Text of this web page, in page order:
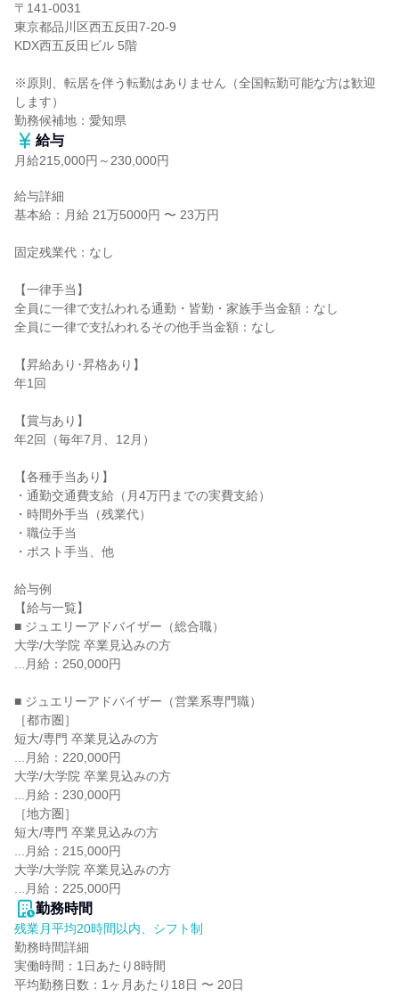
〒141-0031
東京都品川区西五反田7-20-9
KDX西五反田ビル 5階
※原則、転居を伴う転勤はありません（全国転勤可能な方は歓迎
します）
勤務候補地：愛知県
給与
月給215,000円～230,000円
給与詳細
基本給：月給 21万5000円 〜 23万円
固定残業代：なし
【一律手当】
全員に一律で支払われる通勤・皆勤・家族手当金額：なし
全員に一律で支払われるその他手当金額：なし
【昇給あり･昇格あり】
年1回
【賞与あり】
年2回（毎年7月、12月）
【各種手当あり】
・通勤交通費支給（月4万円までの実費支給）
・時間外手当（残業代）
・職位手当
・ポスト手当、他
給与例
【給与一覧】
■ ジュエリーアドバイザー（総合職）
大学/大学院 卒業見込みの方
...月給：250,000円
■ ジュエリーアドバイザー（営業系専門職）
［都市圏］
短大/専門 卒業見込みの方
...月給：220,000円
大学/大学院 卒業見込みの方
...月給：230,000円
［地方圏］
短大/専門 卒業見込みの方
...月給：215,000円
大学/大学院 卒業見込みの方
...月給：225,000円
勤務時間
残業月平均20時間以内、シフト制
勤務時間詳細
実働時間：1日あたり8時間
平均勤務日数：1ヶ月あたり18日 〜 20日